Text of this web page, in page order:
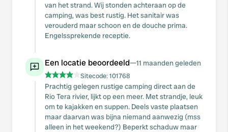
van het strand. Wij stonden achteraan op de
camping, was best rustig. Het sanitair was
verouderd maar schoon en de douche prima.
Engelssprekende receptie.
Een locatie beoordeeld—11 maanden geleden
Sitecode:101768
Prachtig gelegen rustige camping direct aan de
Rio Tera rivier, lijkt op een meer. Met strandje, leuk
om te kajakken en suppen. Deels vaste plaatsen
maar daarvan was bijna niemand aanwezig (mss
alleen in het weekend?) Beperkt schaduw maar